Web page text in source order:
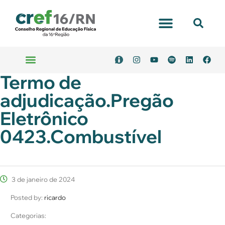
Termo de
adjudicação.Pregão
Eletrônico
0423.Combustível
3 de janeiro de 2024
Posted by: ricardo
Categorias: